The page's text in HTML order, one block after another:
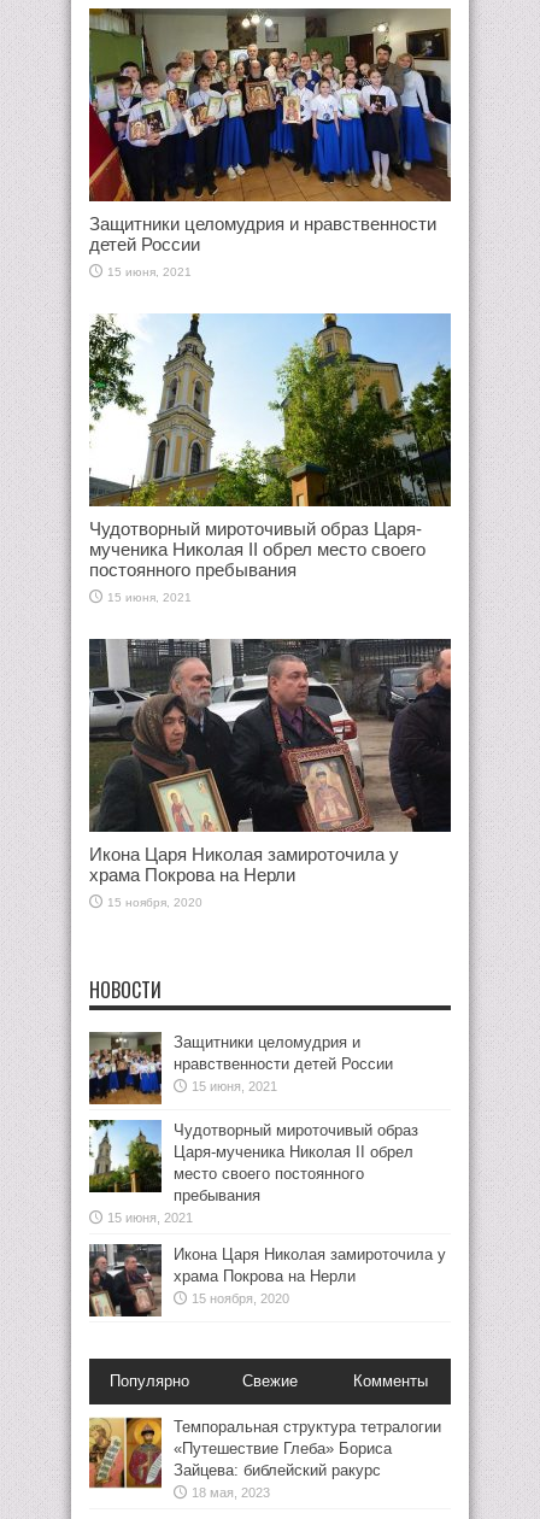
Защитники целомудрия и нравственности
детей России
15 июня, 2021
Чудотворный мироточивый образ Царя-
мученика Николая II обрел место своего
постоянного пребывания
15 июня, 2021
Икона Царя Николая замироточила у
храма Покрова на Нерли
15 ноября, 2020
НОВОСТИ
Защитники целомудрия и
нравственности детей России
15 июня, 2021
Чудотворный мироточивый образ
Царя-мученика Николая II обрел
место своего постоянного
пребывания
15 июня, 2021
Икона Царя Николая замироточила у
храма Покрова на Нерли
15 ноября, 2020
Популярно Свежие Комменты
Темпоральная структура тетралогии
«Путешествие Глеба» Бориса
Зайцева: библейский ракурс
18 мая, 2023